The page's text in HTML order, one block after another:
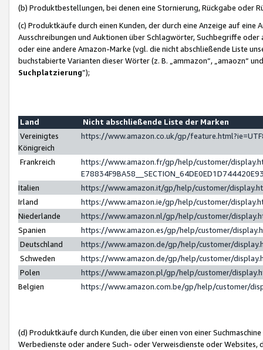
(b) Produktbestellungen, bei denen eine Stornierung, Rückgabe oder
(c) Produktkäufe durch einen Kunden, der durch eine Anzeige auf
Ausschreibungen und Auktionen über Schlagwörter, Suchbegriffe
oder eine andere Amazon-Marke (vgl. die nicht abschließende Liste
buchstabierte Varianten dieser Wörter (z. B. „ammazon“, „amaozn“
Suchplatzierung”);
Land
Nicht abschließende Liste der Marken
Vereinigtes
Königreich
https://www.amazon.co.uk/gp/
Frankreich
https://www.amazon.fr/gp/help/customer/
Italien
https://www.amazon.it/gp/help/customer/
Irland
https://www.amazon.ie/gp/help/customer/
Niederlande
https://www.amazon.nl/gp/help/customer/
Spanien
https://www.amazon.es/gp/help/customer/
Deutschland
https://www.amazon.de/gp/help/customer/
Schweden
https://www.amazon.de/gp/help/customer/
Polen
https://www.amazon.pl/gp/help/customer/
Belgien
https://www.amazon.com.be/gp/help/customer/
(d) Produktkäufe durch Kunden, die über einen von einer
Werbedienste oder andere Such- oder Verweisdienste oder Websites,